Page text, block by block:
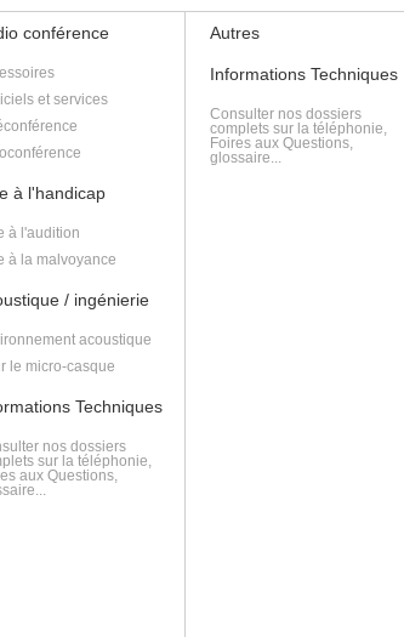
conférence
et services
à l'handicap
à l'audition
à la malvoyance
/ ingénierie
acoustique
le micro-casque
Techniques
nos dossiers
sur la téléphonie,
aux Questions,
Autres
Informations Techniques
Consulter nos dossiers
complets sur la téléphonie,
Foires aux Questions,
glossaire...